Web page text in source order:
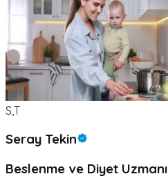
S,T
Seray Tekin
Beslenme ve Diyet Uzmanı